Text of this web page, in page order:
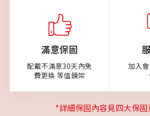
滿意保固
配戴不滿意30天內免
費更換 等值鏡架
加入
*詳細保固內容見四大保固